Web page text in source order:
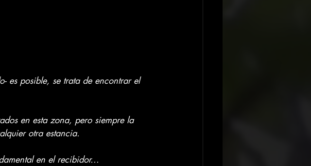
es posible, se trata de encontrar el
en esta zona, pero siempre la
otra estancia.
en el recibidor...